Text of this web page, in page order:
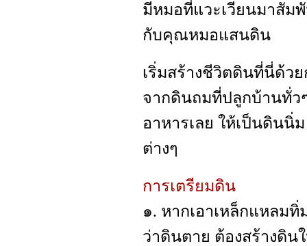
มีหมอที่แวะเวียนมาสัม
กับคุณหมอแสนดิน
เริ่มสร้างชีวิตดินที่นี่ด้ว
จากดินถมที่ปลูกบ้านทั่ว
อาหารเลย ให้เป็นดินนิ่
ต่างๆ
การเตรียมดิน
๑. หากเอาเหล็กแหลม
ว่าดินตาย ต้องสร้างดิน